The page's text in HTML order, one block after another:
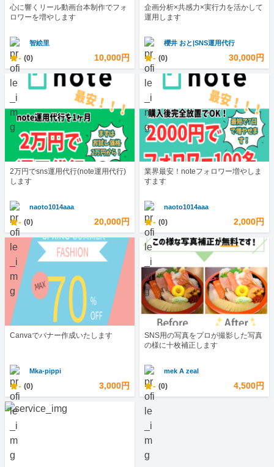
心に響くリール動画台本制作でフォ
ロワーを増やします
智絵里
- (0) 10,000円
企画分析×共感力×実行力を活かして
運用します
櫻井 おと|SNS運用代行
- (0) 30,000円
2万円でsns運用代行(note運用代行)
します
naoto1014aaa
- (0) 20,000円
業界最安！noteフォロワー増やしま
すます
naoto1014aaa
- (0) 2,000円
Canvaでバナー作成いたします
Mka-pippi
- (0) 3,000円
SNS用の写真をプロが撮影した写真
の様に十枚補正します
mek A zeal
- (0) 4,500円